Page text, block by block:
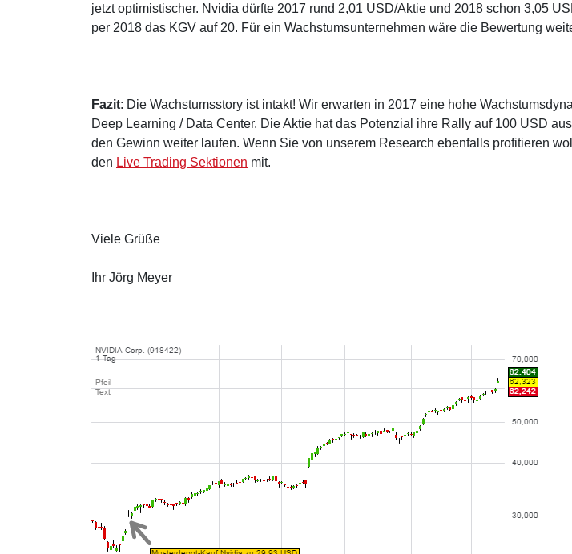
jetzt optimistischer. Nvidia dürfte 2017 rund 2,01 USD/Aktie und 2018 schon 3,05
per 2018 das KGV auf 20. Für ein Wachstumsunternehmen wäre die Bewertung
Fazit: Die Wachstumsstory ist intakt! Wir erwarten in 2017 eine hohe
Deep Learning / Data Center. Die Aktie hat das Potenzial ihre Rally auf 100 USD
den Gewinn weiter laufen. Wenn Sie von unserem Research ebenfalls profitieren
den Live Trading Sektionen mit.
Viele Grüße
Ihr Jörg Meyer